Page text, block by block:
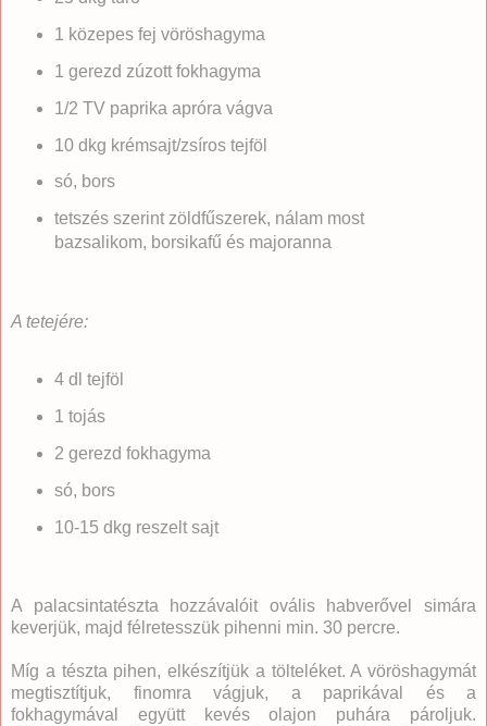
1 közepes fej vöröshagyma
1 gerezd zúzott fokhagyma
1/2 TV paprika apróra vágva
10 dkg krémsajt/zsíros tejföl
só, bors
tetszés szerint zöldfűszerek, nálam most
bazsalikom, borsikafű és majoranna
A tetejére:
4 dl tejföl
1 tojás
2 gerezd fokhagyma
só, bors
10-15 dkg reszelt sajt
A palacsintatészta hozzávalóit ovális habverővel simára
keverjük, majd félretesszük pihenni min. 30 percre.
Míg a tészta pihen, elkészítjük a tölteléket. A vöröshagymát
megtisztítjuk, finomra vágjuk, a paprikával és a
fokhagymával együtt kevés olajon puhára pároljuk.